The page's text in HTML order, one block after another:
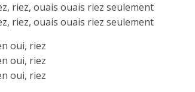
riez, ouais ouais riez seulement
riez, ouais ouais riez seulement
oui, riez
oui, riez
oui, riez